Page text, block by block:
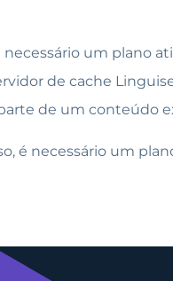
necessário um plano
de cache
de um conteúdo
é necessário um